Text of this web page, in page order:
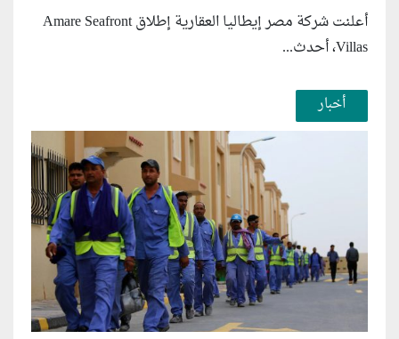
أعلنت شركة مصر إيطاليا العقارية إطلاق Amare Seafront
Villas، أحدث...
أخبار